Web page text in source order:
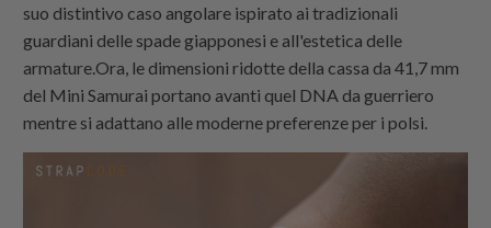
suo distintivo caso angolare ispirato ai tradizionali
guardiani delle spade giapponesi e all'estetica delle
armature.Ora, le dimensioni ridotte della cassa da 41,7 mm
del Mini Samurai portano avanti quel DNA da guerriero
mentre si adattano alle moderne preferenze per i polsi.